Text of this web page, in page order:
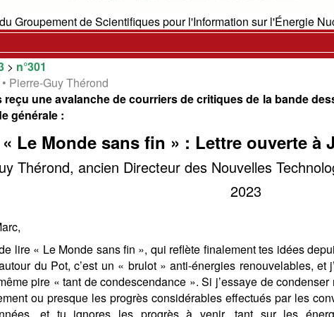
Groupement de Scientifiques pour l'Information sur l'Énergie
> n°301
Pierre-Guy Thérond
reçu une avalanche de courriers de critiques de la bande
générale :
« Le Monde sans fin » : Lettre ouverte à
Thérond, ancien Directeur des Nouvelles
2023
lire « Le Monde sans fin », qui reflète finalement tes idées
du Pot, c’est un « brulot » anti-énergies renouvelables,
pire « tant de condescendance ». Si j’essaye de
ou presque les progrès considérables effectués par les